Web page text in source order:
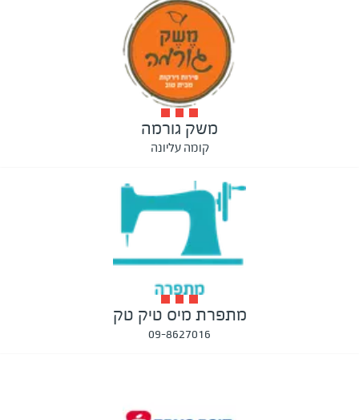
משק גורמה
קומה עליונה
מתפרת מיס טיק טק
09-8627016